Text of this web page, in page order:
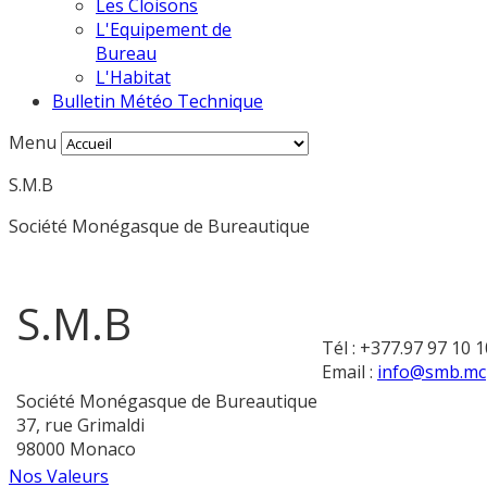
Les Cloisons
L'Equipement de
Bureau
L'Habitat
Bulletin Météo Technique
Menu
S.M.B
Société Monégasque de Bureautique
S.M.B
Société Monégasque de Bureautique
37, rue Grimaldi
98000 Monaco
Tél : +377.97 97 10
Email : info@smb.mc
Nos Valeurs